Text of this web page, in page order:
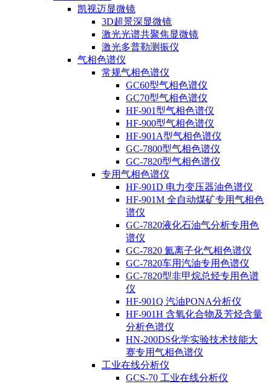
凯视迈显微镜
3D超景深显微镜
激光光谱共聚焦显微镜
激光多普勒测振仪
气相色谱仪
常规气相色谱仪
GC60型气相色谱仪
GC70型气相色谱仪
HF-901型气相色谱仪
HF-900型气相色谱仪
HF-901A型气相色谱仪
GC-7800型气相色谱仪
GC-7820型气相色谱仪
专用气相色谱仪
HF-901D 电力变压器油色谱仪
HF-901M 全自动煤矿专用气相色
谱仪
GC-7820液化石油气分析专用色
谱仪
GC-7820 氦离子化气相色谱仪
GC-7820车用汽油专用色谱仪
GC-7820型非甲烷总烃专用色谱
仪
HF-901Q 汽油PONA分析仪
HF-901H 含氧化合物及芳烃含量
分析色谱仪
HN-200DS化学实验技术技能大
赛专用气相色谱仪
工业在线分析仪
GCS-70 工业在线分析仪